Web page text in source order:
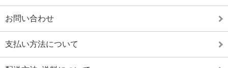
お問い合わせ
支払い方法について